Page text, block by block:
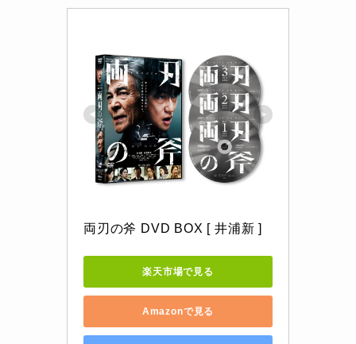
両刃の斧 DVD BOX [ 井浦新 ]
楽天市場で見る
Amazonで見る